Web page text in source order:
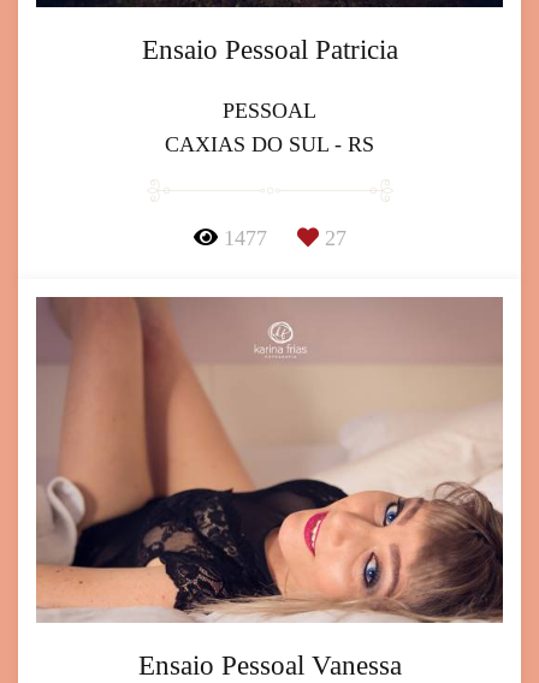
Ensaio Pessoal Patricia
PESSOAL
CAXIAS DO SUL - RS
1477 27
Ensaio Pessoal Vanessa